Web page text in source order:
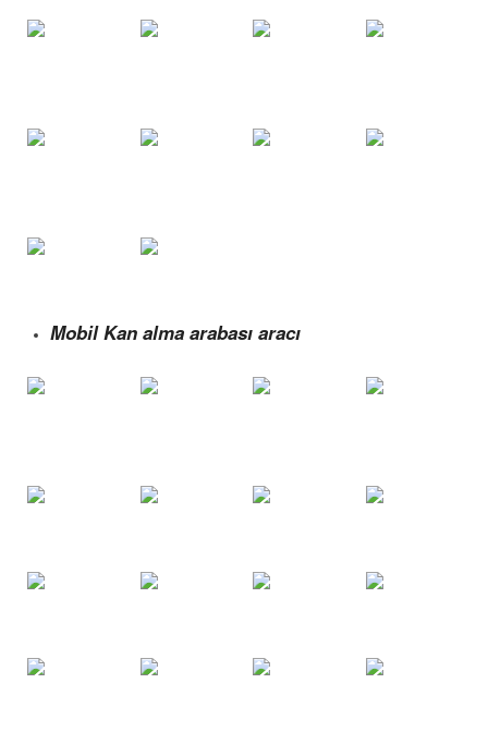
Mobil Kan alma arabası aracı